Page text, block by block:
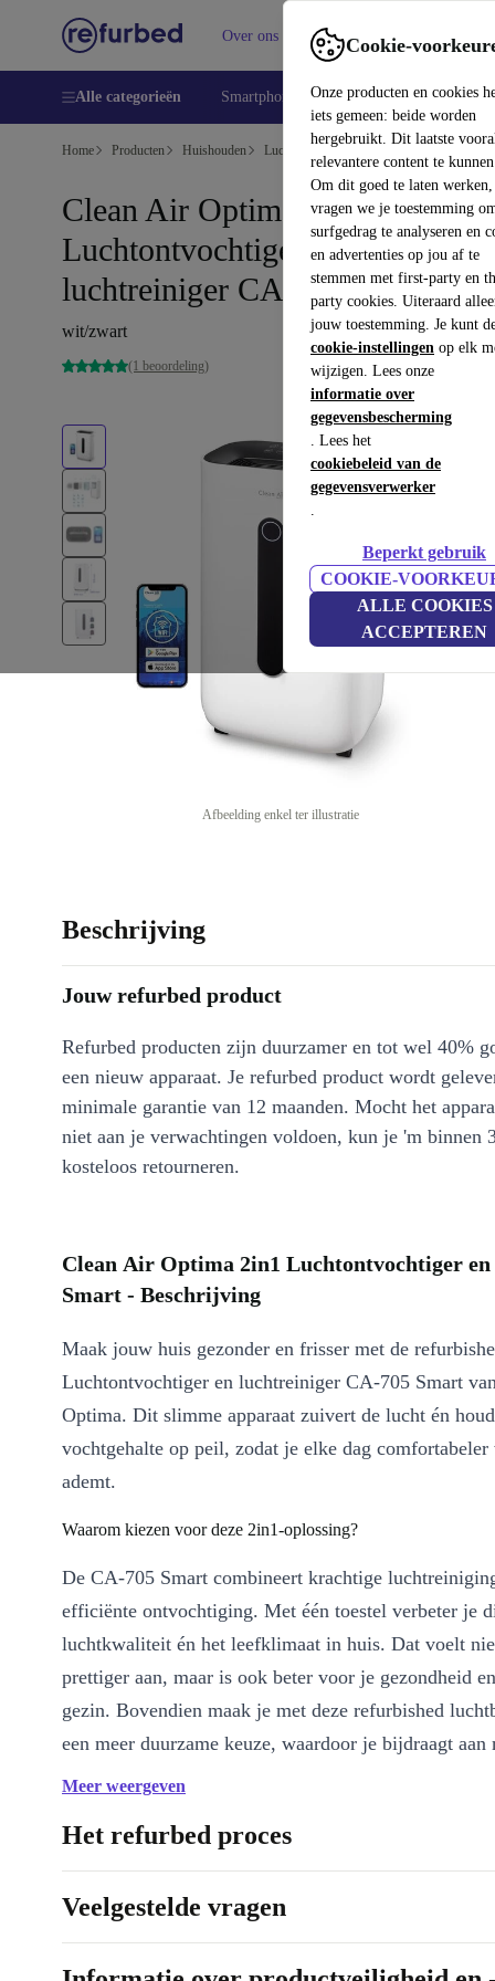
Cookie-
Onze producten en cookies
iets gemeen: beide worden
hergebruikt. Dit laatste
relevantere content te
Om dit goed te laten werken,
vragen we je toestemming
surfgedrag te analyseren en
en advertenties op jou af te
stemmen met first-party en
party cookies. Uiteraard
jouw toestemming. Je kunt
cookie-instellingen op elk
wijzigen. Lees onze
informatie over
gegevensbescherming
. Lees het
cookiebeleid van de
gegevensverwerker
.
Beperkt gebruik
COOKIE-
ALLE COOKIES
ACCEPTEREN
Over ons Verkopen Support
Alle categorieën Smartphones Laptops Tablets
Home Producten Huishouden Luchtreinigers & seizoensgebonden
Clean Air Optima 2in1
Luchtontvochtiger en
luchtreiniger CA-705 Smart
wit/zwart
(1 beoordeling)
Afbeelding enkel ter illustratie
Beschrijving
Jouw refurbed product
Refurbed producten zijn duurzamer en tot wel 40%
een nieuw apparaat. Je refurbed product wordt
minimale garantie van 12 maanden. Mocht het
niet aan je verwachtingen voldoen, kun je 'm binnen
kosteloos retourneren.
Clean Air Optima 2in1 Luchtontvochtiger
Smart - Beschrijving
Maak jouw huis gezonder en frisser met de
Luchtontvochtiger en luchtreiniger CA-705 Smart
Optima. Dit slimme apparaat zuivert de lucht én
vochtgehalte op peil, zodat je elke dag comfortabeler
ademt.
Waarom kiezen voor deze 2in1-oplossing?
De CA-705 Smart combineert krachtige
efficiënte ontvochtiging. Met één toestel verbeter je
luchtkwaliteit én het leefklimaat in huis. Dat voelt
prettiger aan, maar is ook beter voor je gezondheid
gezin. Bovendien maak je met deze refurbished
een meer duurzame keuze, waardoor je bijdraagt aan
elektronisch afval en slimmer omgaat met
Belangrijkste voordelen op een rij:
App-bediening via WiFi of Bluetooth
Meer weergeven
Het refurbed proces
Veelgestelde vragen